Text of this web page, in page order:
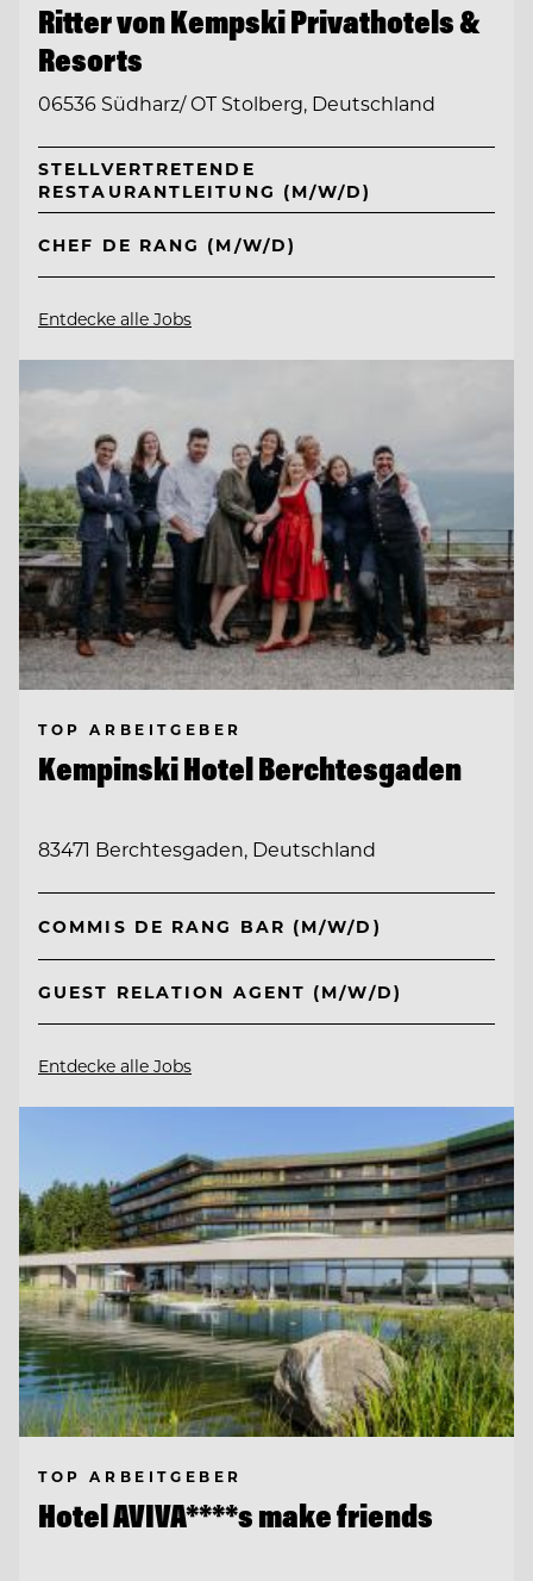
Ritter von Kempski Privathotels &
Resorts
06536 Südharz/ OT Stolberg, Deutschland
STELLVERTRETENDE
RESTAURANTLEITUNG (M/W/D)
CHEF DE RANG (M/W/D)
Entdecke alle Jobs
TOP ARBEITGEBER
Kempinski Hotel Berchtesgaden
83471 Berchtesgaden, Deutschland
COMMIS DE RANG BAR (M/W/D)
GUEST RELATION AGENT (M/W/D)
Entdecke alle Jobs
TOP ARBEITGEBER
Hotel AVIVA****s make friends